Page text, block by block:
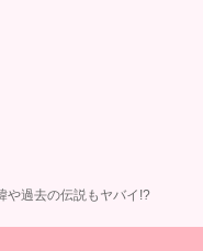
や過去の伝説もヤバイ!?